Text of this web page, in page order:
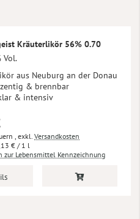
Kräuterlikör 56% 0.70
Vol.
aus Neuburg an der Donau
& brennbar
& intensiv
exkl. Versandkosten
€ / 1 l
zur Lebensmittel Kennzeichnung